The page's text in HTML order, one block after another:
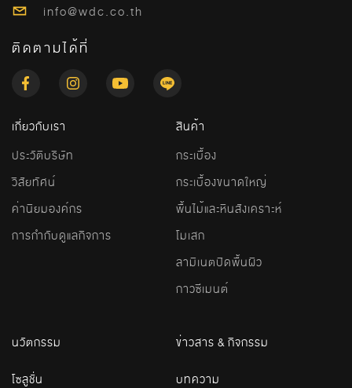
info@wdc.co.th
ติดตามได้ที่
เกี่ยวกับเรา
ประวัติบริษัท
วิสัยทัศน์
ค่านิยมองค์กร
การกำกับดูแลกิจการ
สินค้า
กระเบื้อง
กระเบื้องขนาดใหญ่
พื้นไม้และหินสังเคราะห์
โมเสก
ลามิเนตปิดพื้นผิว
กาวซีเมนต์
นวัตกรรม
โซลูชั่น
ข่าวสาร & กิจกรรม
บทความ